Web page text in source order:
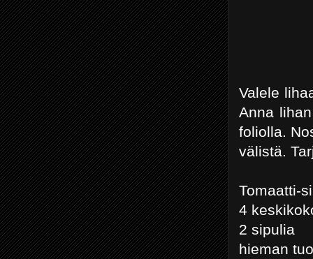
Valele
Anna
foliolla.
välistä.
Tomaatti-
4
2 sipulia
hieman